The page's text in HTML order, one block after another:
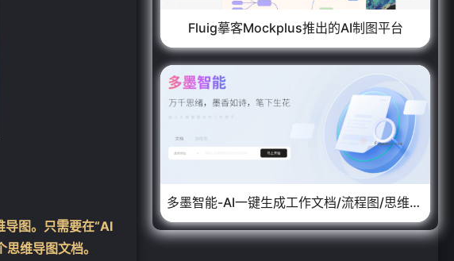
图。只需要在“AI
维导图文档。
Fluig摹客Mockplus推出的AI制图平台
多墨智能-AI一键生成工作文档/流程图/思维导图